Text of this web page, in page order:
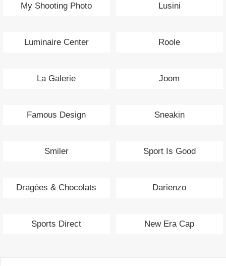
My Shooting Photo Lusini
Luminaire Center Roole
La Galerie Joom
Famous Design Sneakin
Smiler Sport Is Good
Dragées & Chocolats Darienzo
Sports Direct New Era Cap